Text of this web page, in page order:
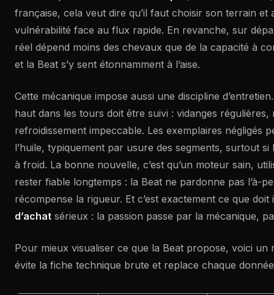
française, cela veut dire qu’il faut choisir son terrain et
vulnérabilité face au flux rapide. En revanche, sur
réel dépend moins des chevaux que de la capacité à
et la Beat s’y sent étonnamment à l’aise.
Cette mécanique impose aussi une discipline
haut dans les tours doit être suivi : vidanges
refroidissement impeccable. Les exemplaires négligés
l’huile, typiquement par usure des segments, surtout si
à froid. La bonne nouvelle, c’est qu’un moteur sain,
rester fiable longtemps : la Beat ne pardonne pas l’à-
récompense la rigueur. Et c’est exactement ce que
d’achat sérieux : la passion passe par la mécanique,
Pour mieux visualiser ce que la Beat propose, voici un
évite la fiche technique brute et replace chaque